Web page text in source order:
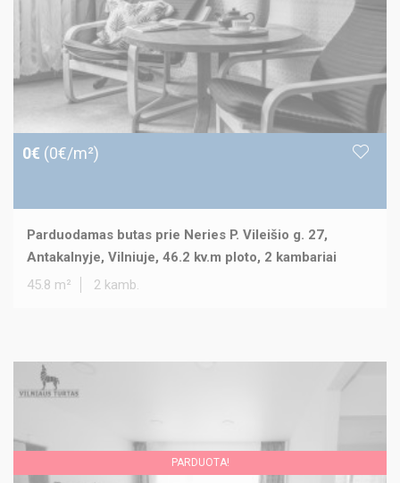
0€ (0€/m²)
Parduodamas butas prie Neries P. Vileišio g. 27,
Antakalnyje, Vilniuje, 46.2 kv.m ploto, 2 kambariai
45.8 m²
2 kamb.
PARDUOTA!